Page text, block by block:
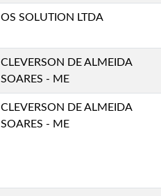
OS SOLUTION LTDA
CLEVERSON DE ALMEIDA
SOARES - ME
CLEVERSON DE ALMEIDA
SOARES - ME